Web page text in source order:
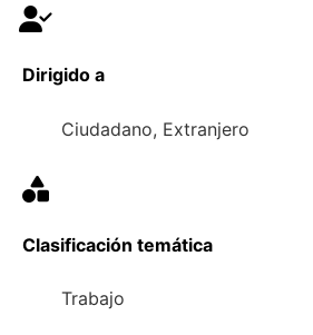
Dirigido a
Ciudadano, Extranjero
Clasificación temática
Trabajo